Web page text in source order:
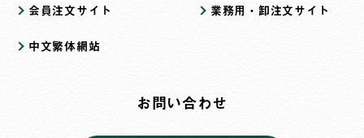
会員注文サイト 業務用・卸注文サイト
中文繁体網站
お問い合わせ